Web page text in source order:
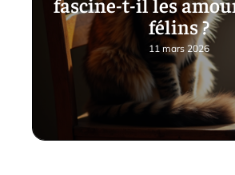
félins ?
11 mars 2026